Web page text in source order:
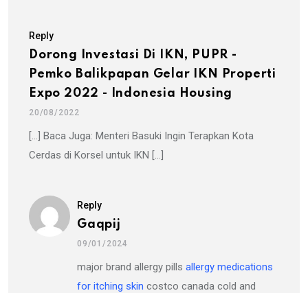
Reply
Dorong Investasi Di IKN, PUPR -
Pemko Balikpapan Gelar IKN Properti
Expo 2022 - Indonesia Housing
20/08/2022
[…] Baca Juga: Menteri Basuki Ingin Terapkan Kota
Cerdas di Korsel untuk IKN […]
Reply
Gaqpij
09/01/2024
major brand allergy pills allergy medications
for itching skin costco canada cold and